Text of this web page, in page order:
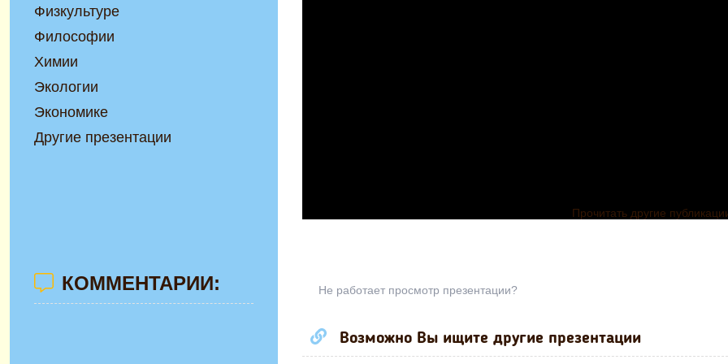
Прочитать другие
Не работает просмотр презентации?
Возможно Вы ищите другие презентации
Текстовой
Физкультуре
Философии
Химии
Экологии
Экономике
Другие презентации
КОММЕНТАРИИ: